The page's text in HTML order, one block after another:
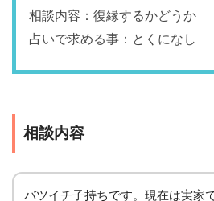
相談内容：復縁するかどうか
占いで求める事：とくになし
相談内容
バツイチ子持ちです。現在は実家